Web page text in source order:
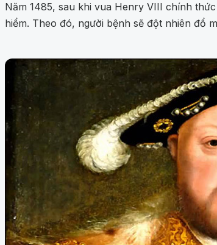
Năm 1485, sau khi vua Henry VIII chính
hiểm. Theo đó, người bệnh sẽ đột nhiên đổ